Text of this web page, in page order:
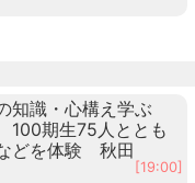
知識・心構え学ぶ
100期生75人ととも
どを体験 秋田
[19:00]